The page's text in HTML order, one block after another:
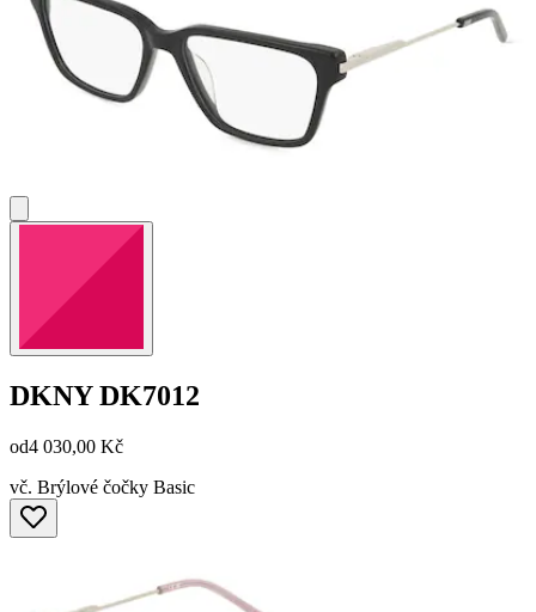
DKNY DK7012
od4 030,00 Kč
vč. Brýlové čočky Basic